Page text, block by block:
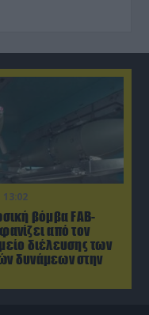
βόμβα FAB-
από τον
διέλευσης των
δυνάμεων στην